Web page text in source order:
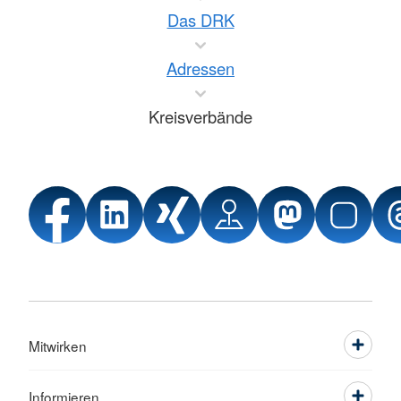
Das DRK
Adressen
Kreisverbände
Mitwirken
Informieren